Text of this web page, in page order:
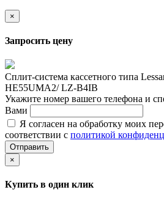
×
Запросить цену
Сплит-система кассетного типа
HE55UMA2/ LZ-B4IB
Укажите номер вашего телефона и
Вами
Я согласен на обработку моих
соответствии с политикой
Отправить
×
Купить в один клик